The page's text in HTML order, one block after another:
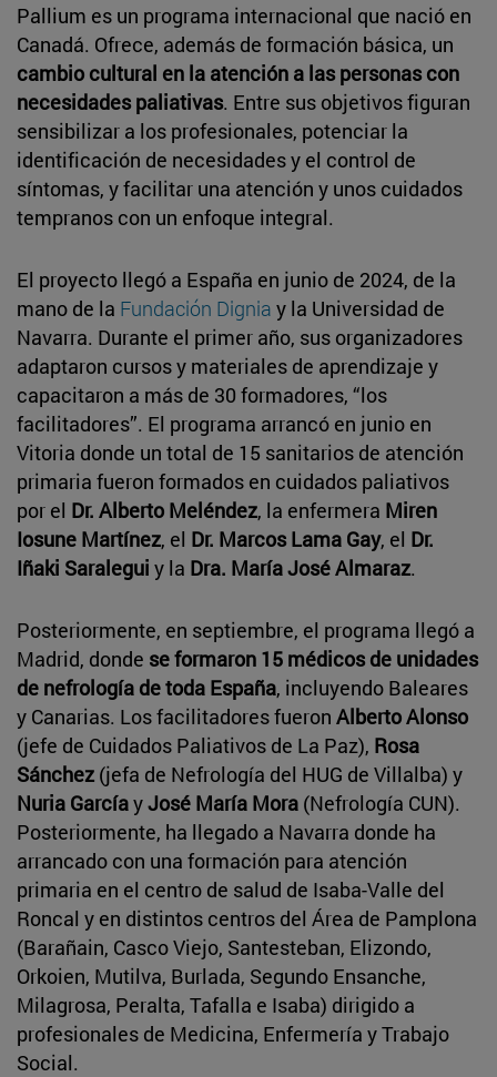
Pallium es un programa internacional que nació en
Canadá. Ofrece, además de formación básica, un
cambio cultural en la atención a las personas con
necesidades paliativas. Entre sus objetivos figuran
sensibilizar a los profesionales, potenciar la
identificación de necesidades y el control de
síntomas, y facilitar una atención y unos cuidados
tempranos con un enfoque integral.
El proyecto llegó a España en junio de 2024, de la
mano de la Fundación Dignia y la Universidad de
Navarra. Durante el primer año, sus organizadores
adaptaron cursos y materiales de aprendizaje y
capacitaron a más de 30 formadores, “los
facilitadores”. El programa arrancó en junio en
Vitoria donde un total de 15 sanitarios de atención
primaria fueron formados en cuidados paliativos
por el Dr. Alberto Meléndez, la enfermera Miren
Iosune Martínez, el Dr. Marcos Lama Gay, el Dr.
Iñaki Saralegui y la Dra. María José Almaraz.
Posteriormente, en septiembre, el programa llegó a
Madrid, donde se formaron 15 médicos de unidades
de nefrología de toda España, incluyendo Baleares
y Canarias. Los facilitadores fueron Alberto Alonso
(jefe de Cuidados Paliativos de La Paz), Rosa
Sánchez (jefa de Nefrología del HUG de Villalba) y
Nuria GarcíayJosé María Mora (Nefrología CUN).
Posteriormente, ha llegado a Navarra donde ha
arrancado con una formación para atención
primaria en el centro de salud de Isaba-Valle del
Roncal y en distintos centros del Área de Pamplona
(Barañain, Casco Viejo, Santesteban, Elizondo,
Orkoien, Mutilva, Burlada, Segundo Ensanche,
Milagrosa, Peralta, Tafalla e Isaba) dirigido a
profesionales de Medicina, Enfermería y Trabajo
Social.